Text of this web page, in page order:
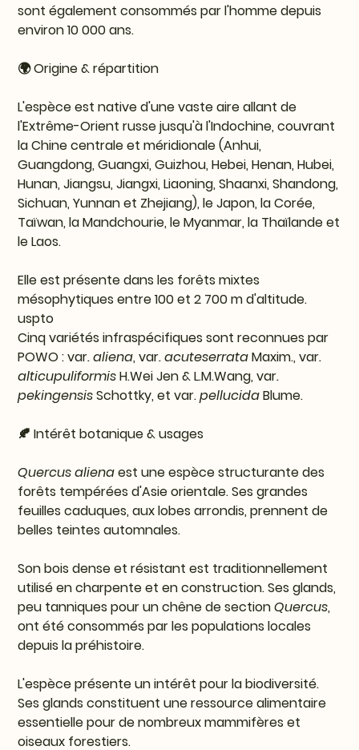
sont également consommés par l'homme depuis
environ 10 000 ans.
🌍 Origine & répartition
L'espèce est native d'une vaste aire allant de
l'Extrême-Orient russe jusqu'à l'Indochine, couvrant
la Chine centrale et méridionale (Anhui,
Guangdong, Guangxi, Guizhou, Hebei, Henan, Hubei,
Hunan, Jiangsu, Jiangxi, Liaoning, Shaanxi, Shandong,
Sichuan, Yunnan et Zhejiang), le Japon, la Corée,
Taïwan, la Mandchourie, le Myanmar, la Thaïlande et
le Laos.
Elle est présente dans les forêts mixtes
mésophytiques entre 100 et 2 700 m d'altitude.
uspto
Cinq variétés infraspécifiques sont reconnues par
POWO : var. aliena, var. acuteserrataMaxim., var.
alticupuliformisH.Wei Jen & L.M.Wang, var.
pekingensisSchottky, et var.pellucidaBlume.
🍂 Intérêt botanique & usages
Quercus alienaest une espèce structurante des
forêts tempérées d'Asie orientale. Ses grandes
feuilles caduques, aux lobes arrondis, prennent de
belles teintes automnales.
Son bois dense et résistant est traditionnellement
utilisé en charpente et en construction. Ses glands,
peu tanniques pour un chêne de sectionQuercus,
ont été consommés par les populations locales
depuis la préhistoire.
L'espèce présente un intérêt pour la biodiversité.
Ses glands constituent une ressource alimentaire
essentielle pour de nombreux mammifères et
oiseaux forestiers.